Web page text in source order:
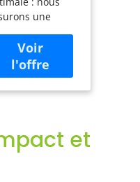
-
Les
Les
et Les
avec
avec
Matériaux
une
l'air,
que
compost se
Ne
pas
et